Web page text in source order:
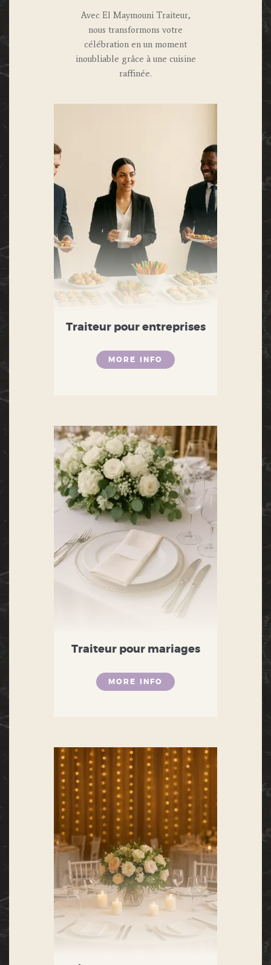
Avec El Maymouni Traiteur,
nous transformons votre
célébration en un moment
inoubliable grâce à une cuisine
raffinée.
Traiteur pour entreprises
MORE INFO
Traiteur pour mariages
MORE INFO